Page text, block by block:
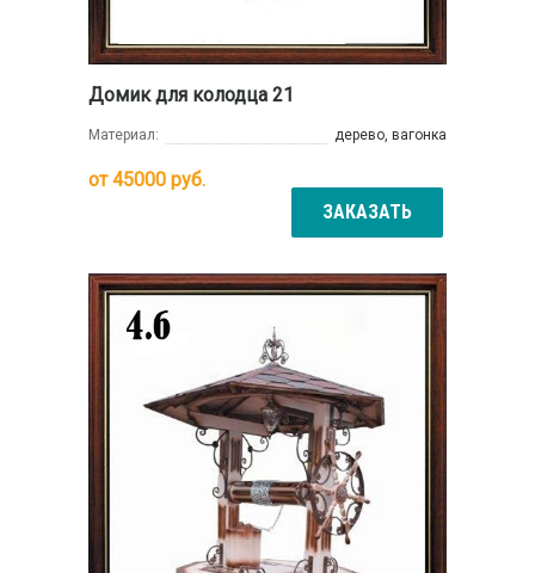
Домик для колодца 21
Материал: дерево, вагонка
от45000 руб.
ЗАКАЗАТЬ